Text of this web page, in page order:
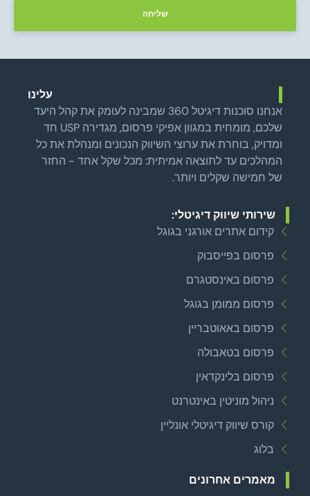
שליחה
עלינו
אנחנו סוכנות דיגיטל 360 שמבינה לעומק את קהל היעד
שלכם, מומחית במגוון אפיקי פרסום, מגדירה USP חד
ומדויק, בוחרת את ערוצי השיווק הנכונים ומנהלת את כל
המהלכים עד לתוצאה אמיתית: מכל שקל אחד - החזר
של חמישה שקלים ויותר.
שירותי שיווק דיגיטלי:
קידום אתרים אורגני בגוגל
פרסום בפייסבוק
פרסום באינסטגרם
פרסום ממומן בגוגל
פרסום באאוטבריין
פרסום בטאבולה
פרסום בלינקדאין
ניהול מוניטין באינטרנט
קורס שיווק דיגיטלי אונליין
בלוג
מאמרים אחרונים